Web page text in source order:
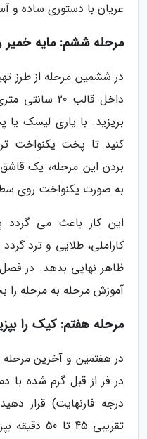
عریان با دستوری ساده و
مرحله ششم: مایه خمیر
در ششمین مرحله از طرز
داخل قالب 20
بریزید. با یاری لیسک
کنید تا پخت یکنواخت
بردن این مرحله، یک
به صورت یکنواخت روی
این کار باعث می
کاراملی، طلایی و ترد
ظاهر نهایی بدهد. در
آموزش مرحله به مرحله را
مرحله هفتم: کیک را
در هفتمین و آخرین مرحله
درجه فارنهایت) قرار
تقریبی 45